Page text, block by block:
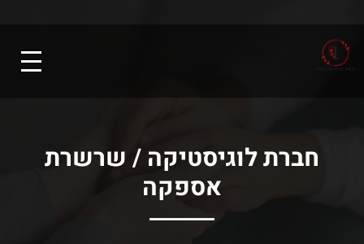
חברת לוגיסטיקה / שרשרת
אספקה